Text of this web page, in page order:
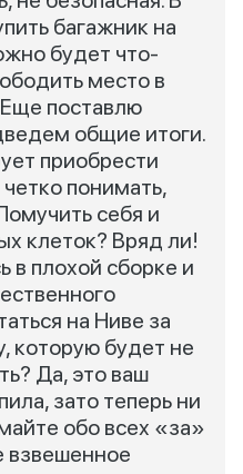
багажник на
будет что-
место в
поставлю
общие итоги.
приобрести
понимать,
себя и
клеток? Вряд ли!
в плохой сборке и
на Ниве за
которую будет не
Да, это ваш
зато теперь ни
обо всех «за»
взвешенное